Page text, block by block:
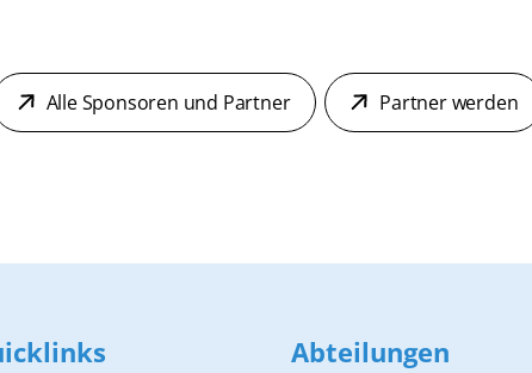
Alle Sponsoren und Partner Partner werden
Abteilungen